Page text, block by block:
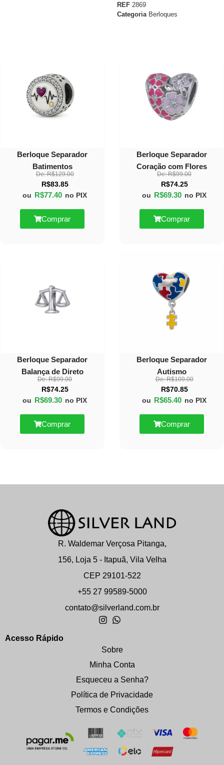
REF 2869
Categoria Berloques
Berloque Separador
Batimentos
De:R$129.00
R$83.85
ou R$77.40 no PIX
Comprar
Berloque Separador
Coração com Flores
De:R$99.00
R$74.25
ou R$69.30 no PIX
Comprar
Berloque Separador
Balança de Direto
De:R$99.00
R$74.25
ou R$69.30 no PIX
Comprar
Berloque Separador
Autismo
De:R$109.00
R$70.85
ou R$65.40 no PIX
Comprar
R. Waldemar Verçosa Pitanga,
156, Loja 5 - Itapuã, Vila Velha
CEP 29101-522
+55 27 99589-5000
contato@silverland.com.br
Acesso Rápido
Sobre
Minha Conta
Esqueceu a Senha?
Política de Privacidade
Termos e Condições